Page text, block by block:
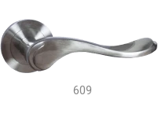
609